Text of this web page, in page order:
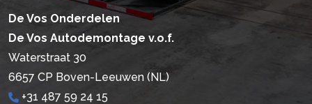
De Vos Onderdelen
De Vos Autodemontage v.o.f.
Waterstraat 30
6657 CP Boven-Leeuwen (NL)
+31 487 59 24 15